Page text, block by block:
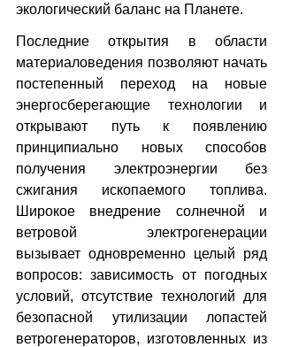
экологический баланс на Планете.
Последние открытия в области
материаловедения позволяют начать
постепенный переход на новые
энергосберегающие технологии и
открывают путь к появлению
принципиально новых способов
получения электроэнергии без
сжигания ископаемого топлива.
Широкое внедрение солнечной и
ветровой электрогенерации
вызывает одновременно целый ряд
вопросов: зависимость от погодных
условий, отсутствие технологий для
безопасной утилизации лопастей
ветрогенераторов, изготовленных из